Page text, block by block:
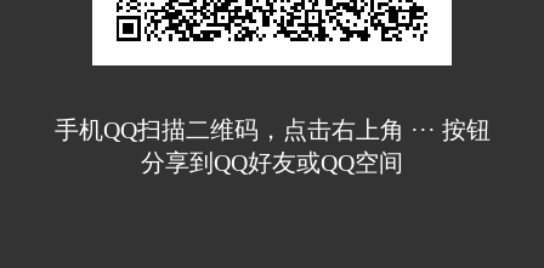
手机QQ扫描二维码，点击右上角 ··· 按钮
分享到QQ好友或QQ空间